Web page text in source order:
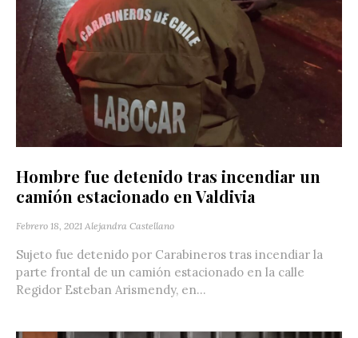
Hombre fue detenido tras incendiar un
camión estacionado en Valdivia
Febrero 18, 2021 Alejandra Castellano
Sujeto fue detenido por Carabineros tras incendiar la
parte frontal de un camión estacionado en la calle
Regidor Esteban Arismendy, en...